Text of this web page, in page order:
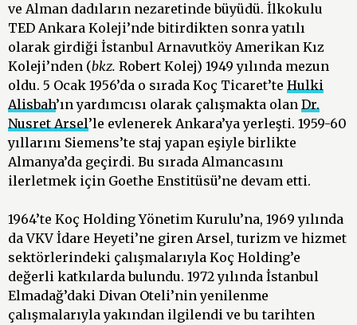
ve Alman dadıların nezaretinde büyüdü. İlkokulu
TED Ankara Koleji’nde bitirdikten sonra yatılı
olarak girdiği İstanbul Arnavutköy Amerikan Kız
Koleji’nden (bkz. Robert Kolej) 1949 yılında mezun
oldu. 5 Ocak 1956’da o sırada Koç Ticaret’te Hulki
Alisbah’ın yardımcısı olarak çalışmakta olan Dr.
Nusret Arsel’le evlenerek Ankara’ya yerleşti. 1959-60
yıllarını Siemens’te staj yapan eşiyle birlikte
Almanya’da geçirdi. Bu sırada Almancasını
ilerletmek için Goethe Enstitüsü’ne devam etti.
1964’te Koç Holding Yönetim Kurulu’na, 1969 yılında
da VKV İdare Heyeti’ne giren Arsel, turizm ve hizmet
sek­törlerindeki çalışmalarıyla Koç Holding’e
değerli katkılarda bulundu. 1972 yılında İstanbul
Elmadağ’daki Divan Oteli’nin yenilenme
çalışmalarıyla yakından ilgilendi ve bu tarihten